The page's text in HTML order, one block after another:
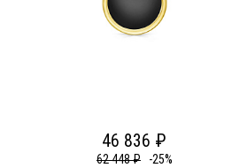
46 836 ₽
62 448 ₽ -25%